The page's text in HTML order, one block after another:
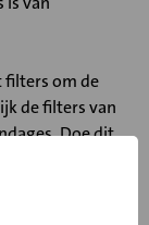
filters om de
de filters van
Doe dit
de
de